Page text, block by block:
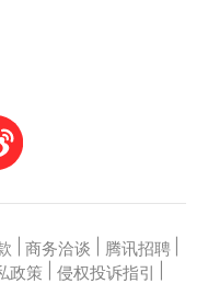
商务洽谈 腾讯招聘
政策 侵权投诉指引